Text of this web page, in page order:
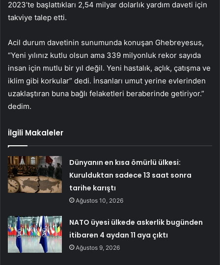
2023’te başlattıkları 2,54 milyar dolarlık yardım daveti için
takviye talep etti.
Acil durum davetinin sunumunda konuşan Ghebreyesus,
“Yeni yılınız kutlu olsun ama 339 milyonluk rekor sayıda
insan için mutlu bir yıl değil. Yeni hastalık, açlık, çatışma ve
iklim gibi korkular” dedi. İnsanları umut yerine evlerinden
uzaklaştıran buna bağlı felaketleri beraberinde getiriyor.”
dedim.
İlgili Makaleler
Dünyanın en kısa ömürlü ülkesi:
Kurulduktan sadece 13 saat sonra
tarihe karıştı
Ağustos 10, 2026
NATO üyesi ülkede askerlik bugünden
itibaren 4 aydan 11 aya çıktı
Ağustos 9, 2026